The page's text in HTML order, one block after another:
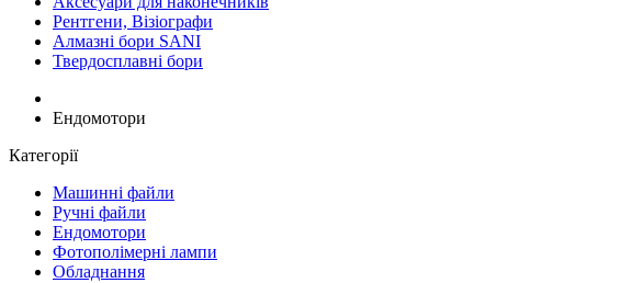
Рентгени, Візіографи
Алмазні бори SANI
Твердосплавні бори
Ендомотори
Категорії
Машинні файли
Ручні файли
Ендомотори
Фотополімерні лампи
Обладнання